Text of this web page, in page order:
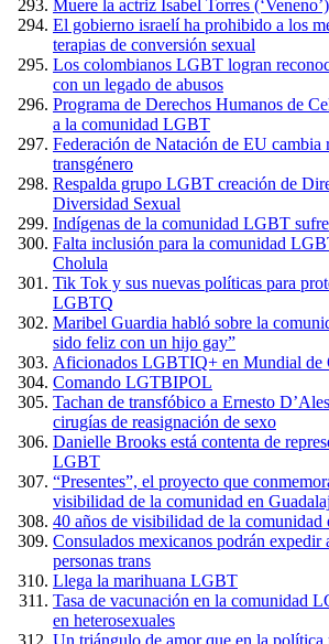
Muere la actriz Isabel Torres (‘Veneno’)
El gobierno israelí ha prohibido a los
terapias de conversión sexual
Los colombianos LGBT logran
con un legado de abusos
Programa de Derechos Humanos de
a la comunidad LGBT
Federación de Natación de EU cambia
transgénero
Respalda grupo LGBT creación de
Diversidad Sexual
Indígenas de la comunidad LGBT
Falta inclusión para la comunidad
Cholula
Tik Tok y sus nuevas políticas para
LGBTQ
Maribel Guardia habló sobre la
sido feliz con un hijo gay”
Aficionados LGBTIQ+ en Mundial de
Comando LGTBIPOL
Tachan de transfóbico a Ernesto
cirugías de reasignación de sexo
Danielle Brooks está contenta de
LGBT
“Presentes”, el proyecto que
visibilidad de la comunidad en
40 años de visibilidad de la comunidad
Consulados mexicanos podrán expedir
personas trans
Llega la marihuana LGBT
Tasa de vacunación en la comunidad
en heterosexuales
Un triángulo de amor que en la política